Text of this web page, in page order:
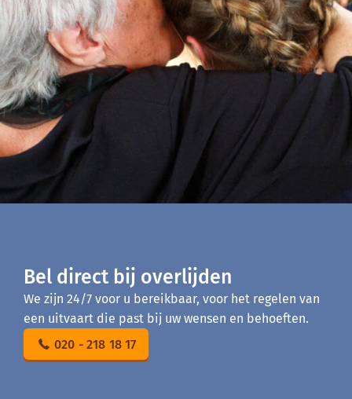
Bel direct bij overlijden
We zijn 24/7 voor u bereikbaar, voor het regelen van
een uitvaart die past bij uw wensen en behoeften.
020 - 218 18 17